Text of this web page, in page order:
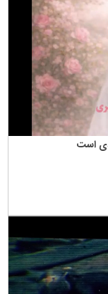
است